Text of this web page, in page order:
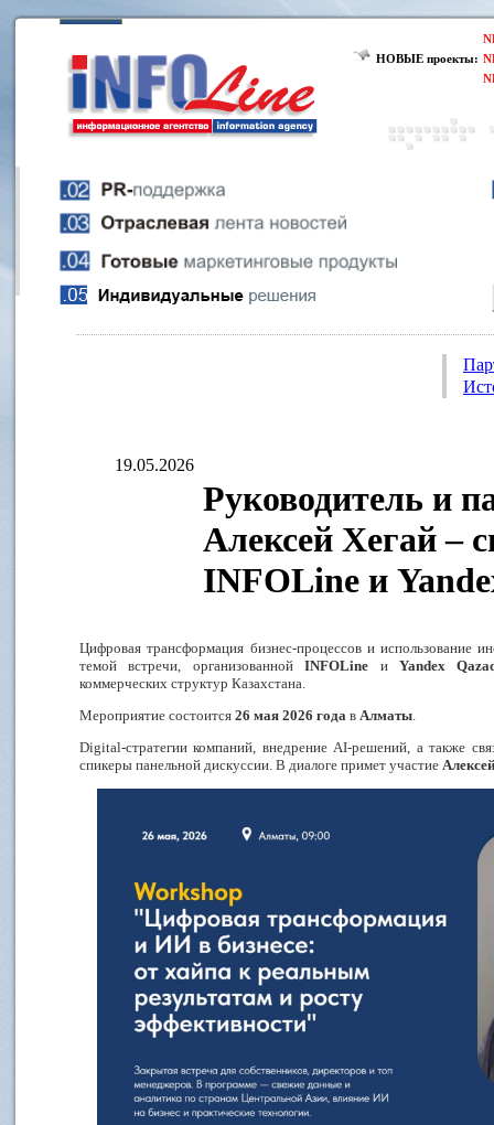
НОВЫЕ проекты:
19.05.2026
Руководитель и
Алексей Хегай –
INFOLine и
Цифровая трансформация бизнес-процессов и использование
темой встречи, организованнойINFOLine иYandex
коммерческих структур Казахстана.
Мероприятие состоится 26 мая 2026 года в Алматы.
Digital-стратегии компаний, внедрениеAI-решений, а также
спикеры панельной дискуссии. В диалоге примет участие